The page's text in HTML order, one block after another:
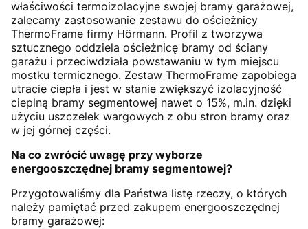
właściwości termoizolacyjne swojej bramy garażowej,
zalecamy zastosowanie zestawu do ościeżnicy
ThermoFrame firmy Hörmann. Profil z tworzywa
sztucznego oddziela ościeżnicę bramy od ściany
garażu i przeciwdziała powstawaniu w tym miejscu
mostku termicznego. Zestaw ThermoFrame zapobiega
utracie ciepła i jest w stanie zwiększyć izolacyjność
cieplną bramy segmentowej nawet o 15%, m.in. dzięki
użyciu uszczelek wargowych z obu stron bramy oraz
w jej górnej części.
Na co zwrócić uwagę przy wyborze
energooszczędnej bramy segmentowej?
Przygotowaliśmy dla Państwa listę rzeczy, o których
należy pamiętać przed zakupem energooszczędnej
bramy garażowej: